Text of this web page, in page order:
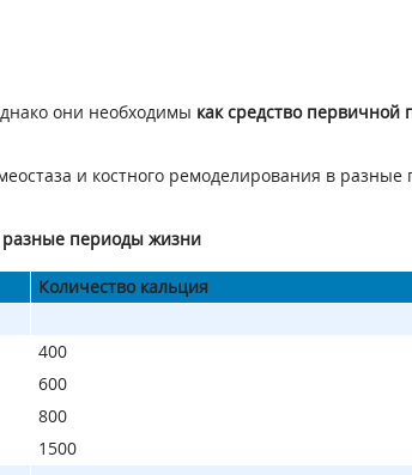
они необходимы как средство первичной
и костного ремоделирования в
разные периоды жизни
Количество кальция
400
600
800
1500